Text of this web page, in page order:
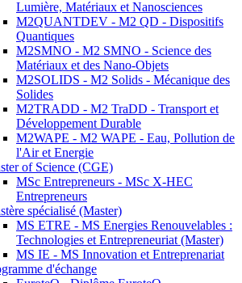
Lumière, Matériaux et Nanosciences
M2QUANTDEV - M2 QD - Dispositifs
Quantiques
M2SMNO - M2 SMNO - Science des
Matériaux et des Nano-Objets
M2SOLIDS - M2 Solids - Mécanique des
Solides
M2TRADD - M2 TraDD - Transport et
Développement Durable
M2WAPE - M2 WAPE - Eau, Pollution de
l'Air et Energie
of Science (CGE)
MSc Entrepreneurs - MSc X-HEC
Entrepreneurs
spécialisé (Master)
MS ETRE - MS Energies Renouvelables :
Technologies et Entrepreneuriat (Master)
MS IE - MS Innovation et Entreprenariat
d'échange